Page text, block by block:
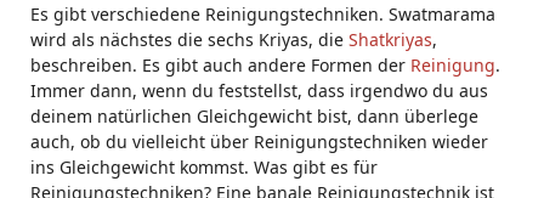
Es gibt verschiedene Reinigungstechniken. Swatmarama
wird als nächstes die sechs Kriyas, die Shatkriyas,
beschreiben. Es gibt auch andere Formen der Reinigung.
Immer dann, wenn du feststellst, dass irgendwo du aus
deinem natürlichen Gleichgewicht bist, dann überlege
auch, ob du vielleicht über Reinigungstechniken wieder
ins Gleichgewicht kommst. Was gibt es für
Reinigungstechniken? Eine banale Reinigungstechnik ist